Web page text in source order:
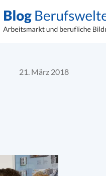
21. März 2018